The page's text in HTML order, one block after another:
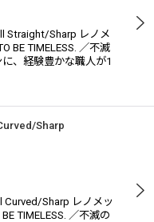
Straight/Sharp レノメ
BE TIMELESS. ／不滅
、経験豊かな職人が1
Sharp
Curved/Sharp レノメッ
TIMELESS. ／不滅の